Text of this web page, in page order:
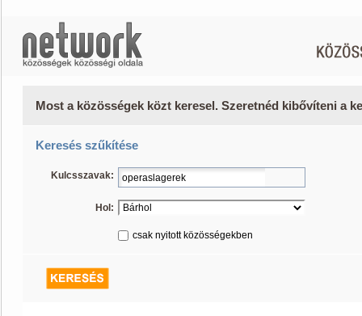
Most a közösségek közt keresel. Szeretnéd kibővíteni a
Keresés szűkítése
Kulcsszavak:
Hol:
csak nyitott közösségekben